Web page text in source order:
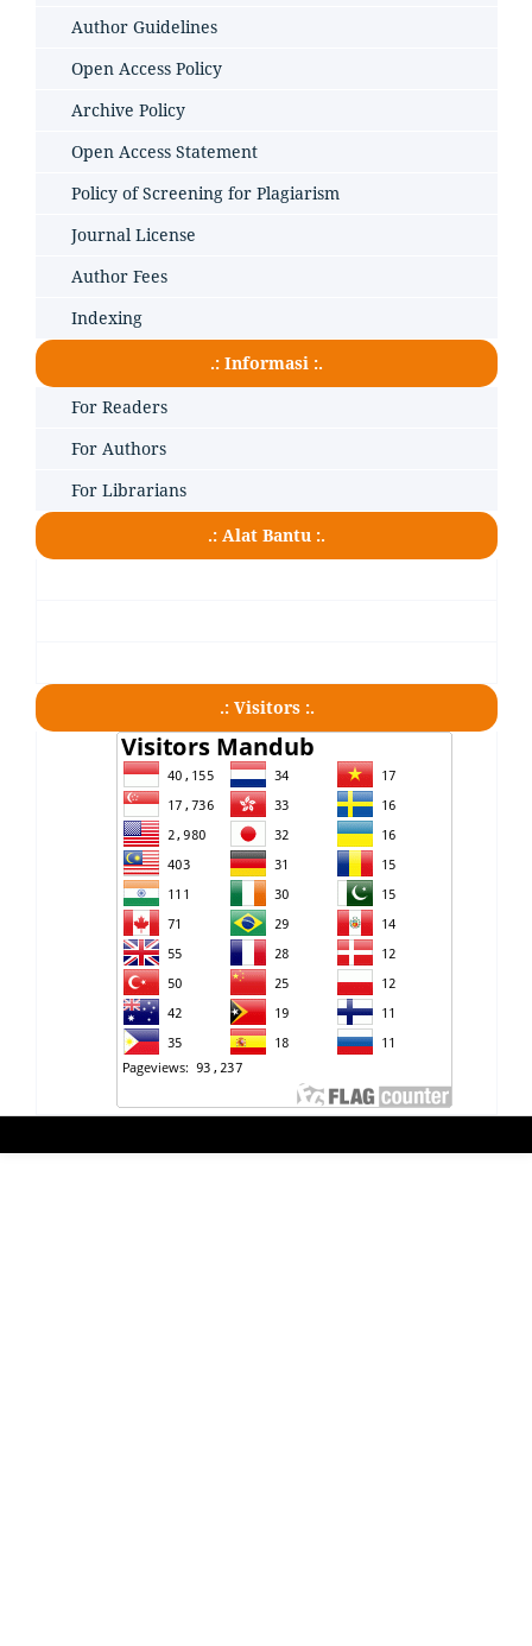
Author Guidelines
Open Access Policy
Archive Policy
Open Access Statement
Policy of Screening for Plagiarism
Journal License
Author Fees
Indexing
.: Informasi :.
For Readers
For Authors
For Librarians
.: Alat Bantu :.
.: Visitors :.